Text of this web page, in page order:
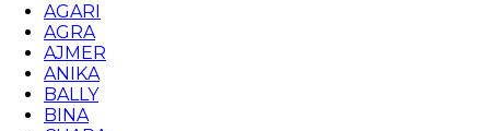
AGARI
AGRA
AJMER
ANIKA
BALLY
BINA